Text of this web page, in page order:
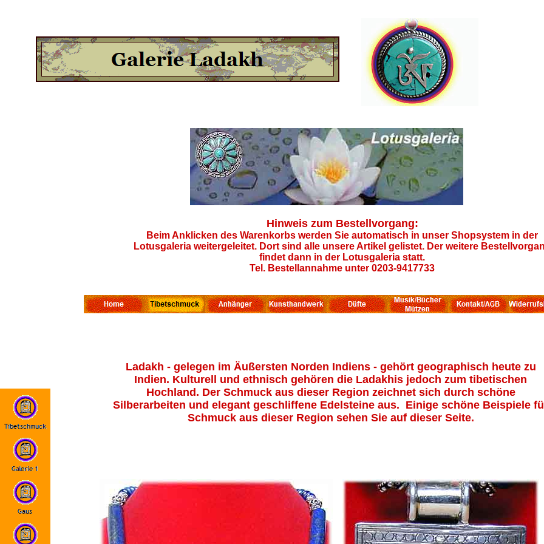
Hinweis zum Bestellvorgang:
Beim Anklicken des Warenkorbs werden Sie automatisch in unser Shopsystem in der
Lotusgaleria weitergeleitet. Dort sind alle unsere Artikel gelistet. Der weitere
findet dann in der Lotusgaleria statt.
Tel. Bestellannahme unter 0203-9417733
Ladakh - gelegen im Äußersten Norden Indiens - gehört geographisch heute zu
Indien. Kulturell und ethnisch gehören die Ladakhis jedoch zum tibetischen
Hochland. Der Schmuck aus dieser Region zeichnet sich durch schöne
Silberarbeiten und elegant geschliffene Edelsteine aus. Einige schöne Beispiele
Schmuck aus dieser Region sehen Sie auf dieser Seite.